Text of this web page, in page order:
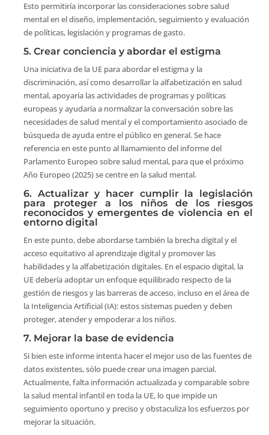
Esto permitiría incorporar las consideraciones sobre salud
mental en el diseño, implementación, seguimiento y evaluación
de políticas, legislación y programas de gasto.
5. Crear conciencia y abordar el estigma
Una iniciativa de la UE para abordar el estigma y la
discriminación, así como desarrollar la alfabetización en salud
mental, apoyaría las actividades de programas y políticas
europeas y ayudaría a normalizar la conversación sobre las
necesidades de salud mental y el comportamiento asociado de
búsqueda de ayuda entre el público en general. Se hace
referencia en este punto al llamamiento del informe del
Parlamento Europeo sobre salud mental, para que el próximo
Año Europeo (2025) se centre en la salud mental.
6. Actualizar y hacer cumplir la legislación
para proteger a los niños de los riesgos
reconocidos y emergentes de violencia en el
entorno digital
En este punto, debe abordarse también la brecha digital y el
acceso equitativo al aprendizaje digital y promover las
habilidades y la alfabetización digitales. En el espacio digital, la
UE debería adoptar un enfoque equilibrado respecto de la
gestión de riesgos y las barreras de acceso, incluso en el área de
la Inteligencia Artificial (IA): estos sistemas pueden y deben
proteger, atender y empoderar a los niños.
7. Mejorar la base de evidencia
Si bien este informe intenta hacer el mejor uso de las fuentes de
datos existentes, sólo puede crear una imagen parcial.
Actualmente, falta información actualizada y comparable sobre
la salud mental infantil en toda la UE, lo que impide un
seguimiento oportuno y preciso y obstaculiza los esfuerzos por
mejorar la situación.